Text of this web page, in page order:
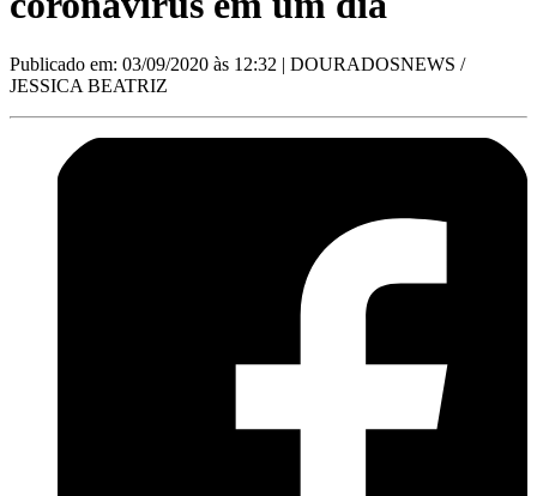
Publicado em: 03/09/2020 às 12:32 | DOURADOSNEWS /
JESSICA BEATRIZ